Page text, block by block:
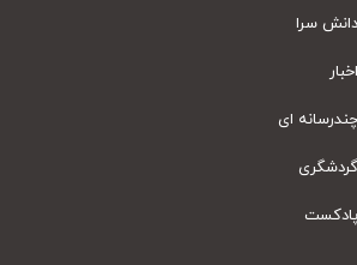
سرا
ای